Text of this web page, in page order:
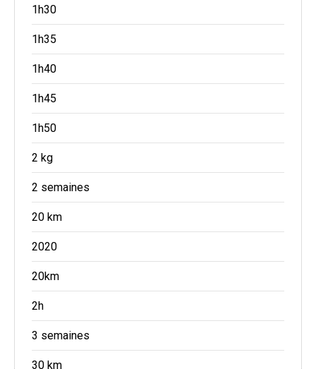
1h30
1h35
1h40
1h45
1h50
2 kg
2 semaines
20 km
2020
20km
2h
3 semaines
30 km